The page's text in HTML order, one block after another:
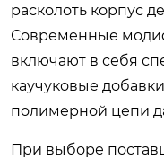
расколоть корпус
Современные
включают в себя
каучуковые
полимерной цепи
При выборе